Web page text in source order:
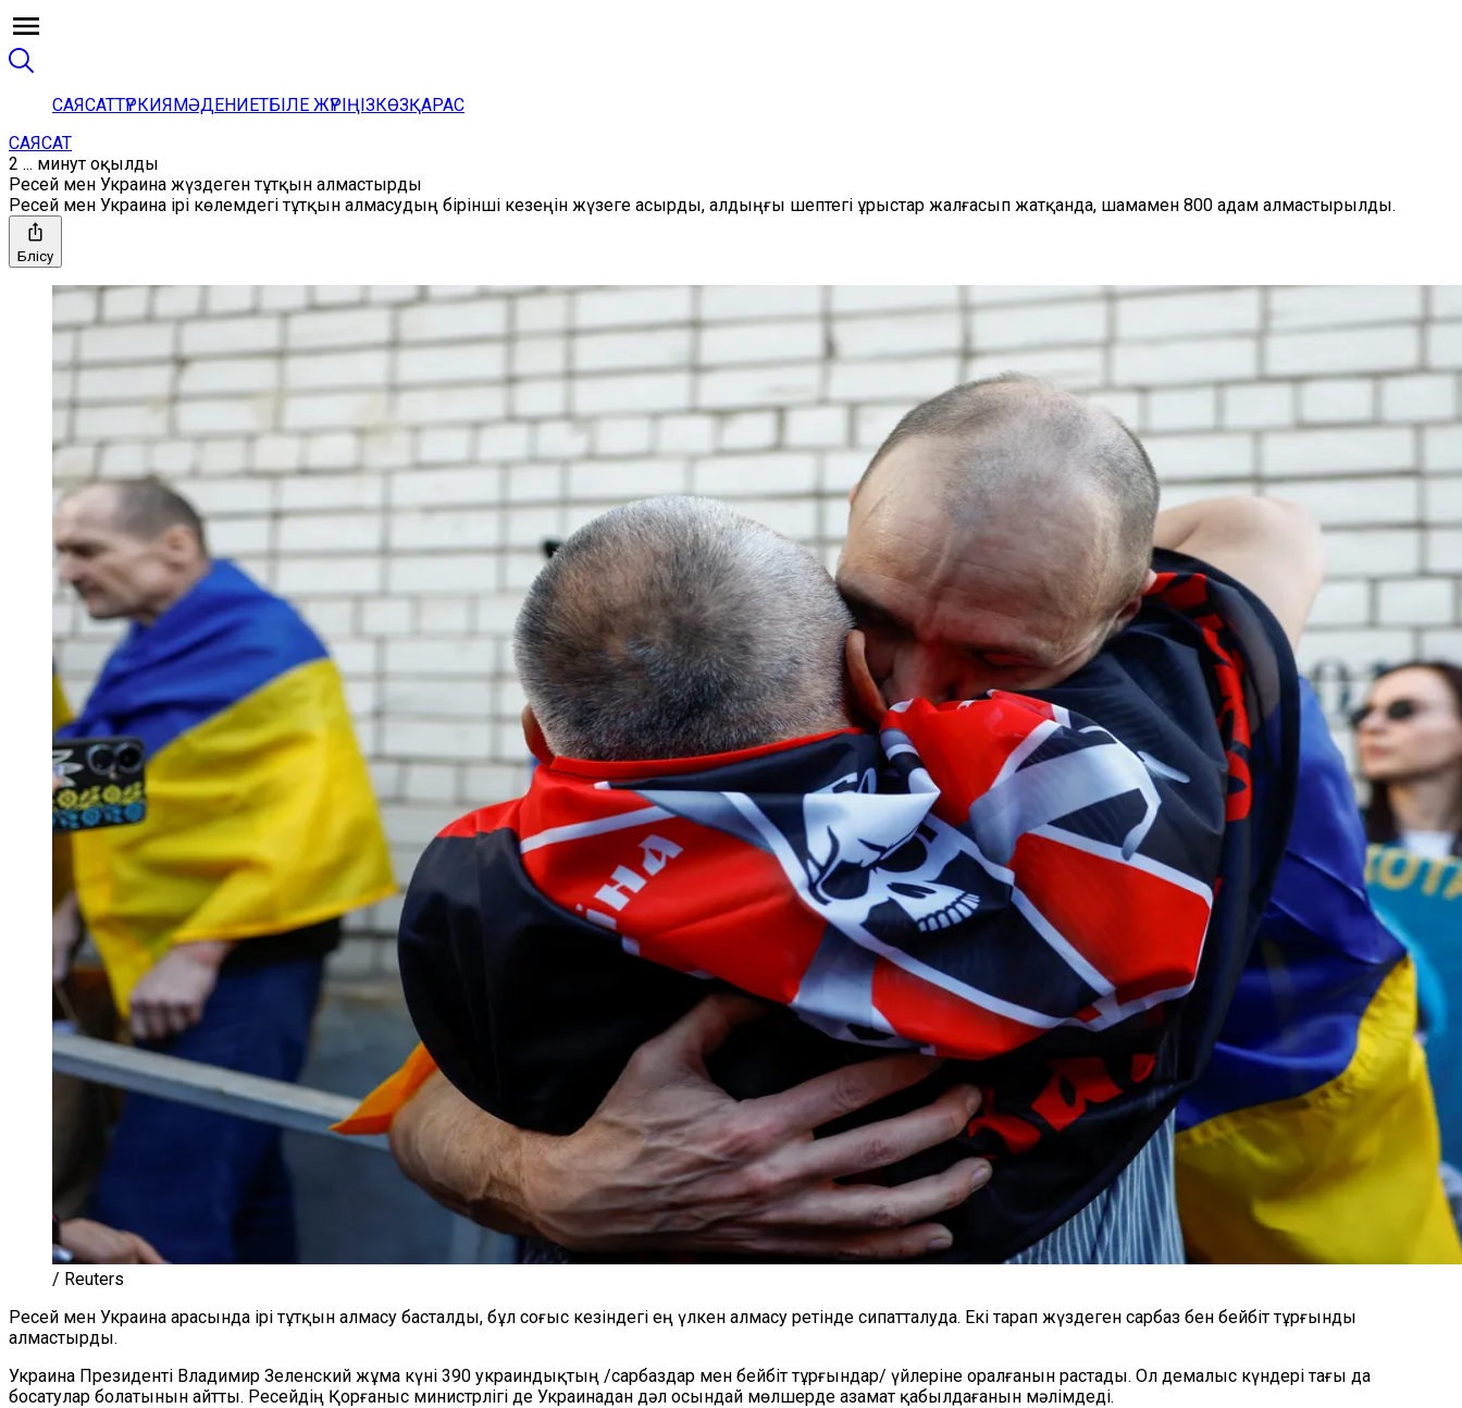
САЯСАТТҮРКИЯМӘДЕНИЕТБІЛЕ ЖҮРІҢІЗКӨЗҚАРАС
САЯСАТ
2 ... минут оқылды
Ресей мен Украина жүздеген тұтқын алмастырды
Ресей мен Украина ірі көлемдегі тұтқын алмасудың бірінші кезеңін жүзеге асырды, алдыңғы шептегі ұрыстар жалғасып жатқанда, шамамен 800 адам алмастырылды.
Бөлісу
/ Reuters
Ресей мен Украина арасында ірі тұтқын алмасу басталды, бұл соғыс кезіндегі ең үлкен алмасу ретінде сипатталуда. Екі тарап жүздеген сарбаз бен бейбіт тұрғынды
алмастырды.
Украина Президенті Владимир Зеленский жұма күні 390 украиндықтың /сарбаздар мен бейбіт тұрғындар/ үйлеріне оралғанын растады. Ол демалыс күндері тағы да
босатулар болатынын айтты. Ресейдің Қорғаныс министрлігі де Украинадан дәл осындай мөлшерде азамат қабылдағанын мәлімдеді.